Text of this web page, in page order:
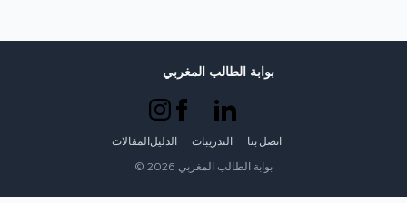
بوابة الطالب المغربي
المقالات الدليل التدريبات اتصل بنا
© 2026 بوابة الطالب المغربي